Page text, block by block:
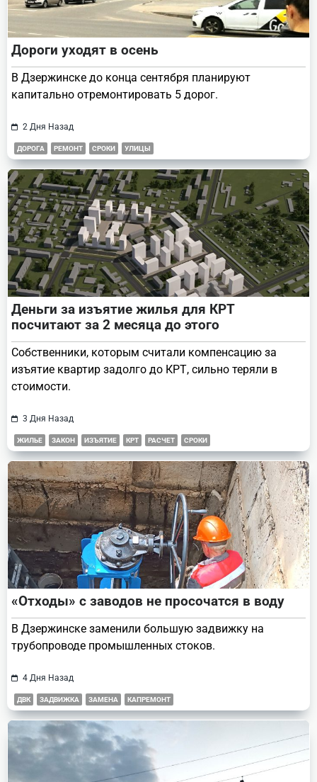
Дороги уходят в осень
В Дзержинске до конца сентября планируют
капитально отремонтировать 5 дорог.
2 Дня Назад
ДОРОГА РЕМОНТ СРОКИ УЛИЦЫ
Деньги за изъятие жилья для КРТ
посчитают за 2 месяца до этого
Собственники, которым считали компенсацию за
изъятие квартир задолго до КРТ, сильно теряли в
стоимости.
3 Дня Назад
ЖИЛЬЕ ЗАКОН ИЗЪЯТИЕ КРТ РАСЧЕТ СРОКИ
«Отходы» с заводов не просочатся в воду
В Дзержинске заменили большую задвижку на
трубопроводе промышленных стоков.
4 Дня Назад
ДВК ЗАДВИЖКА ЗАМЕНА КАПРЕМОНТ